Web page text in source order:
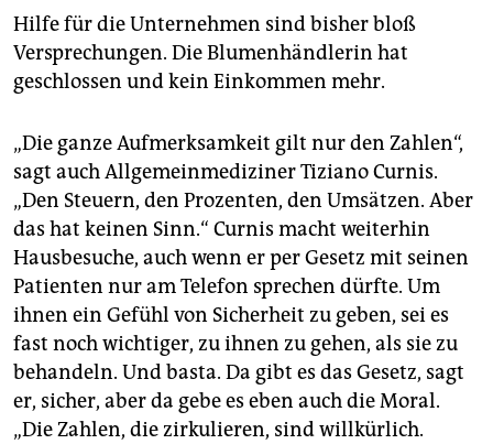
Hilfe für die Unternehmen sind bisher bloß
Versprechungen. Die Blumenhändlerin hat
geschlossen und kein Einkommen mehr.
„Die ganze Aufmerksamkeit gilt nur den Zahlen“,
sagt auch Allgemeinmediziner Tiziano Curnis.
„Den Steuern, den Prozenten, den Umsätzen. Aber
das hat keinen Sinn.“ Curnis macht weiterhin
Hausbesuche, auch wenn er per Gesetz mit seinen
Patienten nur am Telefon sprechen dürfte. Um
ihnen ein Gefühl von Sicherheit zu geben, sei es
fast noch wichtiger, zu ihnen zu gehen, als sie zu
behandeln. Und basta. Da gibt es das Gesetz, sagt
er, sicher, aber da gebe es eben auch die Moral.
„Die Zahlen, die zirkulieren, sind willkürlich.